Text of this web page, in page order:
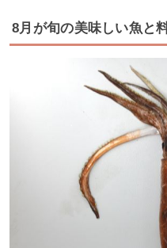
8月が旬の美味しい魚と